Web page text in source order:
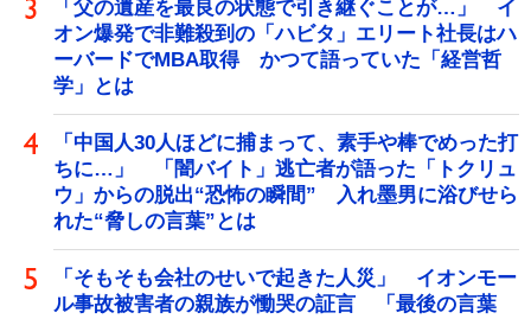
「父の遺産を最良の状態で引き継ぐことが…」 イ
オン爆発で非難殺到の「ハビタ」エリート社長はハ
ーバードでMBA取得 かつて語っていた「経営哲
学」とは
「中国人30人ほどに捕まって、素手や棒でめった打
ちに…」 「闇バイト」逃亡者が語った「トクリュ
ウ」からの脱出“恐怖の瞬間” 入れ墨男に浴びせら
れた“脅しの言葉”とは
「そもそも会社のせいで起きた人災」 イオンモー
ル事故被害者の親族が慟哭の証言 「最後の言葉